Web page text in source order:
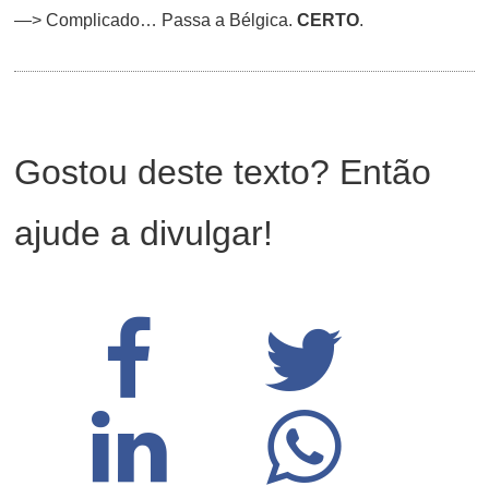
—> Complicado… Passa a Bélgica.CERTO.
Gostou deste texto? Então
ajude a divulgar!